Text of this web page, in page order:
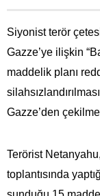
Siyonist terör
Gazze’ye ilişkin
maddelik planı
Gazze’den
Terörist
toplantısında